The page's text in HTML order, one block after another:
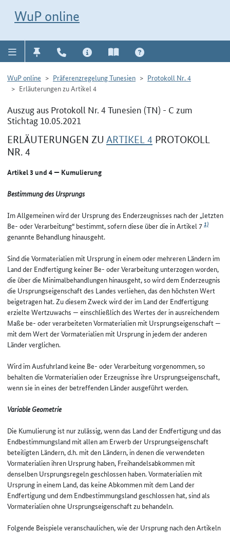
WuP online
WuP online Präferenzregelung Tunesien
Protokoll Nr. 4
Erläuterungen zu Artikel 4
Auszug aus Protokoll Nr. 4 Tunesien (TN) - C zum
Stichtag 10.05.2021
ERLÄUTERUNGEN ZU ARTIKEL 4 PROTOKOLL
NR. 4
Artikel 3 und 4 — Kumulierung
Bestimmung des Ursprungs
Im Allgemeinen wird der Ursprung des Enderzeugnisses nach der „letzten
Be- oder Verarbeitung“ bestimmt, sofern diese über die in Artikel 71)
genannte Behandlung hinausgeht.
Sind die Vormaterialien mit Ursprung in einem oder mehreren Ländern im
Land der Endfertigung keiner Be- oder Verarbeitung unterzogen worden,
die über die Minimalbehandlungen hinausgeht, so wird dem Enderzeugnis
die Ursprungseigenschaft des Landes verliehen, das den höchsten Wert
beigetragen hat. Zu diesem Zweck wird der im Land der Endfertigung
erzielte Wertzuwachs — einschließlich des Wertes der in ausreichendem
Maße be- oder verarbeiteten Vormaterialien mit Ursprungseigenschaft —
mit dem Wert der Vormaterialien mit Ursprung in jedem der anderen
Länder verglichen.
Wird im Ausfuhrland keine Be- oder Verarbeitung vorgenommen, so
behalten die Vormaterialien oder Erzeugnisse ihre Ursprungseigenschaft,
wenn sie in eines der betreffenden Länder ausgeführt werden.
Variable Geometrie
Die Kumulierung ist nur zulässig, wenn das Land der Endfertigung und das
Endbestimmungsland mit allen am Erwerb der Ursprungseigenschaft
beteiligten Ländern, d.h. mit den Ländern, in denen die verwendeten
Vormaterialien ihren Ursprung haben, Freihandelsabkommen mit
denselben Ursprungsregeln geschlossen haben. Vormaterialien mit
Ursprung in einem Land, das keine Abkommen mit dem Land der
Endfertigung und dem Endbestimmungsland geschlossen hat, sind als
Vormaterialien ohne Ursprungseigenschaft zu behandeln.
Folgende Beispiele veranschaulichen, wie der Ursprung nach den Artikeln